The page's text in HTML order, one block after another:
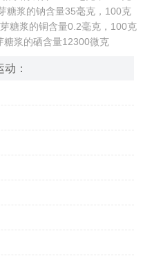
糖浆的钠含量35毫克，100克
糖浆的铜含量0.2毫克，100克
糖浆的硒含量12300微克
：